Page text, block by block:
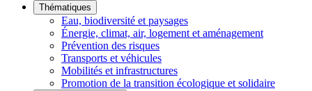
Thématiques
Eau, biodiversité et paysages
Énergie, climat, air, logement et aménagement
Prévention des risques
Transports et véhicules
Mobilités et infrastructures
Promotion de la transition écologique et solidaire